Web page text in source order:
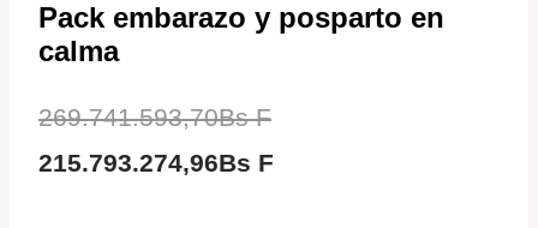
Pack embarazo y posparto en
calma
269.741.593,70Bs FEl
precio
215.793.274,96Bs F